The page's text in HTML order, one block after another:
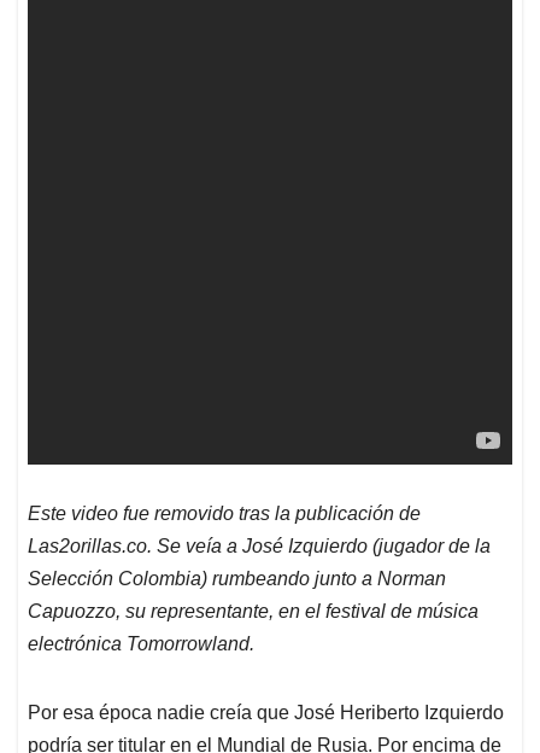
Este video fue removido tras la publicación de
Las2orillas.co. Se veía a José Izquierdo (jugador de la
Selección Colombia) rumbeando junto a Norman
Capuozzo, su representante, en el festival de música
electrónica Tomorrowland.
Por esa época nadie creía que José Heriberto Izquierdo
podría ser titular en el Mundial de Rusia. Por encima de